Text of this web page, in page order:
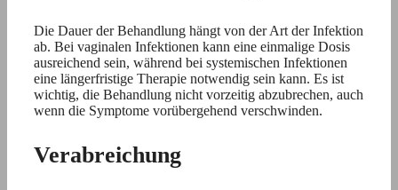
Die Dauer der Behandlung hängt von der Art der Infektion
ab. Bei vaginalen Infektionen kann eine einmalige Dosis
ausreichend sein, während bei systemischen Infektionen
eine längerfristige Therapie notwendig sein kann. Es ist
wichtig, die Behandlung nicht vorzeitig abzubrechen, auch
wenn die Symptome vorübergehend verschwinden.
Verabreichung